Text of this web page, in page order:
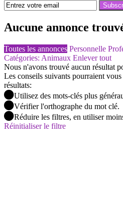
Aucune annonce
Toutes les annonces Personnelle
Catégories: Animaux Enlever tout
Nous n'avons trouvé aucun résultat
Les conseils suivants pourraient
résultats:
Utilisez des mots-clés plus
Vérifier l'orthographe du mot clé.
Réduire les filtres, en utiliser
Réinitialiser le filtre